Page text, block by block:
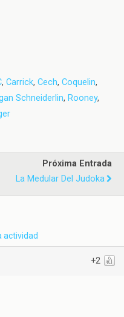
, Carrick, Cech, Coquelin,
Schneiderlin, Rooney,
Próxima Entrada
La Medular Del Judoka
actividad
+2